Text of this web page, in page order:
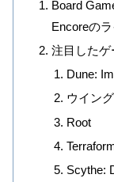
Board
Encoreの
注目したゲ
Dune:
ウイン
Root
Scythe: